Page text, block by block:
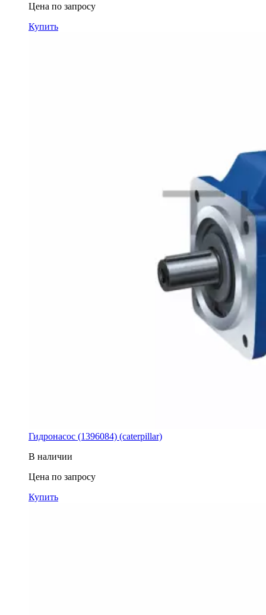
Цена по запросу
Купить
Гидронасос (1396084) (caterpillar)
В наличии
Цена по запросу
Купить